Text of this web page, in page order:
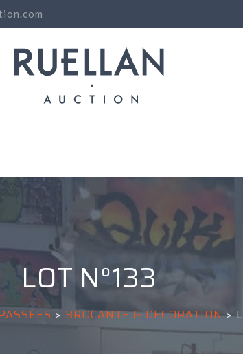
LOT N°133
> BROCANTE & DECORATION>